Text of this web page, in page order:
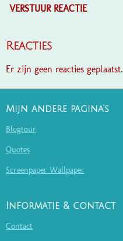
VERSTUUR REACTIE
Reacties
Er zijn geen reacties geplaatst.
Mijn andere pagina's
Blogtour
Quotes
Screenpaper Wallpaper
Informatie & contact
Contact